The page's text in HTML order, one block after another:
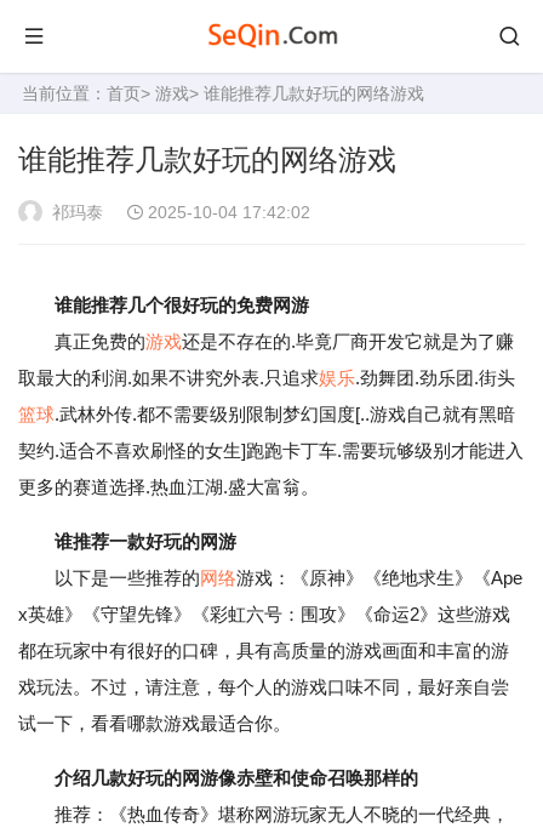
当前位置： 首页> 游戏> 谁能推荐几款好玩的网络游戏
谁能推荐几款好玩的网络游戏
祁玛泰 2025-10-04 17:42:02
谁能推荐几个很好玩的免费网游
真正免费的游戏还是不存在的.毕竟厂商开发它就是为了赚
取最大的利润.如果不讲究外表.只追求娱乐.劲舞团.劲乐团.街头
篮球.武林外传.都不需要级别限制梦幻国度[..游戏自己就有黑暗
契约.适合不喜欢刷怪的女生]跑跑卡丁车.需要玩够级别才能进入
更多的赛道选择.热血江湖.盛大富翁。
谁推荐一款好玩的网游
以下是一些推荐的网络游戏：《原神》《绝地求生》《Ape
x英雄》《守望先锋》《彩虹六号：围攻》《命运2》这些游戏
都在玩家中有很好的口碑，具有高质量的游戏画面和丰富的游
戏玩法。不过，请注意，每个人的游戏口味不同，最好亲自尝
试一下，看看哪款游戏最适合你。
介绍几款好玩的网游像赤壁和使命召唤那样的
推荐：《热血传奇》堪称网游玩家无人不晓的一代经典，